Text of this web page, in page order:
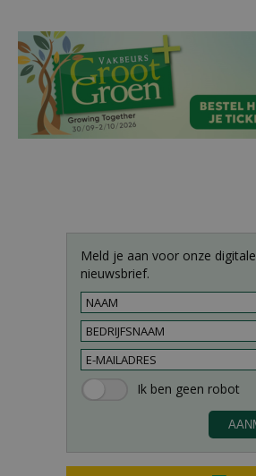
Meld je aan voor onze digitale
nieuwsbrief.